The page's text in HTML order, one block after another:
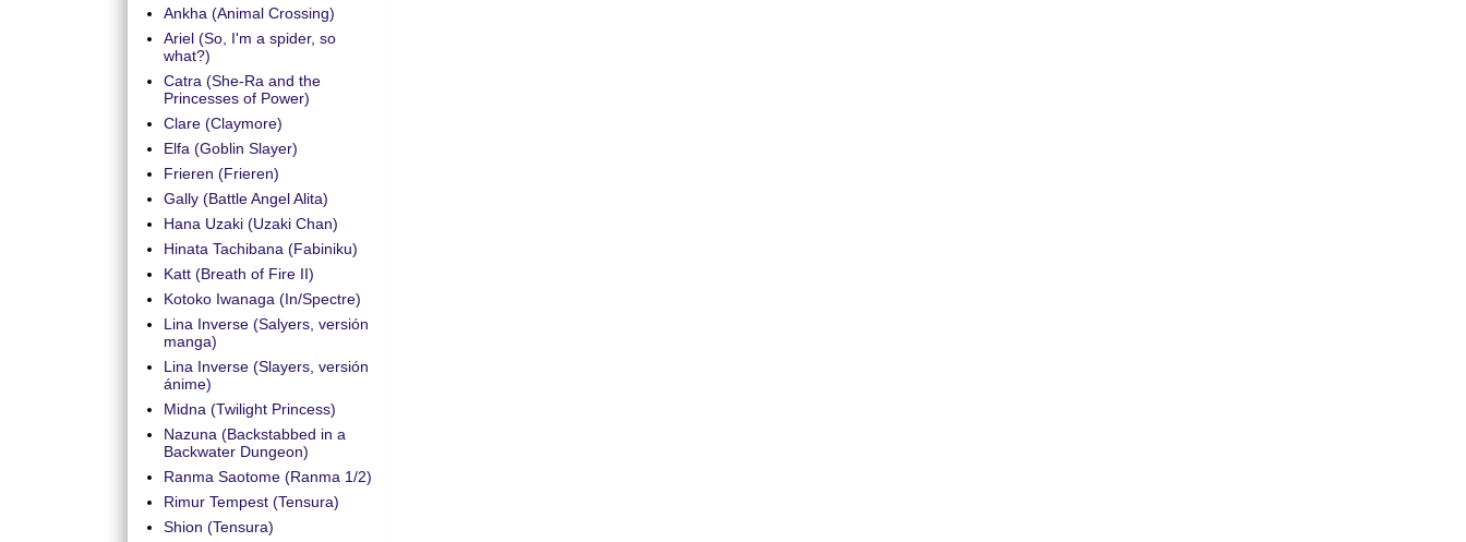
Ankha (Animal Crossing)
Ariel (So, I'm a spider, so
what?)
Catra (She-Ra and the
Princesses of Power)
Clare (Claymore)
Elfa (Goblin Slayer)
Frieren (Frieren)
Gally (Battle Angel Alita)
Hana Uzaki (Uzaki Chan)
Hinata Tachibana (Fabiniku)
Katt (Breath of Fire II)
Kotoko Iwanaga (In/Spectre)
Lina Inverse (Salyers, versión
manga)
Lina Inverse (Slayers, versión
ánime)
Midna (Twilight Princess)
Nazuna (Backstabbed in a
Backwater Dungeon)
Ranma Saotome (Ranma 1/2)
Rimur Tempest (Tensura)
Shion (Tensura)